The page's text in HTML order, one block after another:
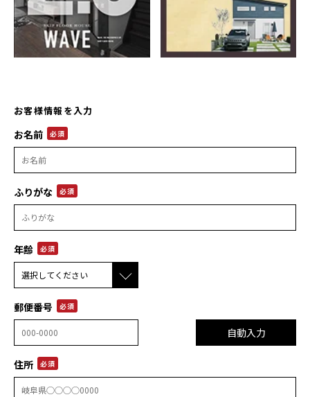
お客様情報を入力
お名前 必須
ふりがな 必須
年齢 必須
郵便番号 必須
住所 必須